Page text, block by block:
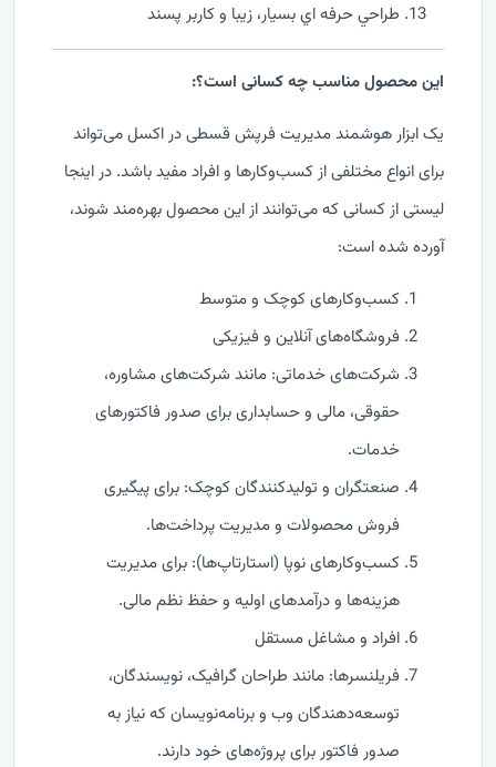
طراحي حرفه اي بسیار، زيبا و کاربر پسند
این محصول مناسب چه کسانی است؟:
یک ابزار هوشمند مدیریت فرپش قسطی در اکسل می‌تواند
برای انواع مختلفی از کسب‌وکارها و افراد مفید باشد. در اینجا
لیستی از کسانی که می‌توانند از این محصول بهره‌مند شوند،
آورده شده است:
کسب‌وکارهای کوچک و متوسط
فروشگاه‌های آنلاین و فیزیکی
شرکت‌های خدماتی: مانند شرکت‌های مشاوره،
حقوقی، مالی و حسابداری برای صدور فاکتورهای
خدمات.
صنعتگران و تولیدکنندگان کوچک: برای پیگیری
فروش محصولات و مدیریت پرداخت‌ها.
کسب‌وکارهای نوپا (استارتاپ‌ها): برای مدیریت
هزینه‌ها و درآمدهای اولیه و حفظ نظم مالی.
افراد و مشاغل مستقل
فریلنسرها: مانند طراحان گرافیک، نویسندگان،
توسعه‌دهندگان وب و برنامه‌نویسان که نیاز به
صدور فاکتور برای پروژه‌های خود دارند.